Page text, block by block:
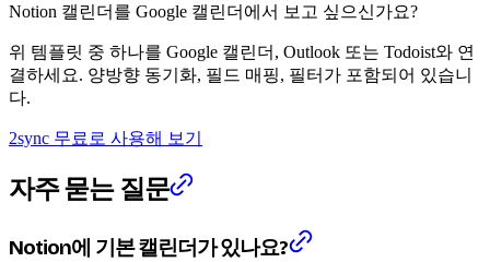
Notion 캘린더를 Google 캘린더에서 보고 싶으신가요?
위 템플릿 중 하나를 Google 캘린더, Outlook 또는 Todoist와 연
결하세요. 양방향 동기화, 필드 매핑, 필터가 포함되어 있습니
다.
2sync 무료로 사용해 보기
자주 묻는 질문
Notion에 기본 캘린더가 있나요?